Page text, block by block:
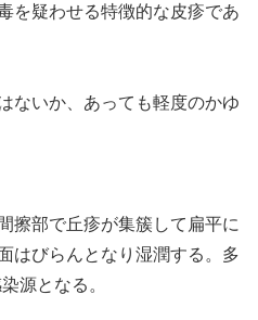
を疑わせる特徴的な皮疹であ
ないか、あっても軽度のかゆ
擦部で丘疹が集簇して扁平に
はびらんとなり湿潤する。多
源となる。